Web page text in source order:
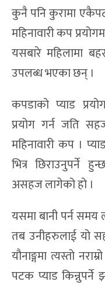
कुनै पनि कुरामा
महिनावारी कप
यसबारे महिलामा
उपलब्ध भएका छन् ।
कपडाको प्याड
प्रयोग गर्न जति
महिनावारी कप ।
भित्र छिराउनुपर्ने
असहज लागेको हो ।
यसमा बानी पर्न
तब उनीहरुलाई यो
यौनाङ्गमा त्यस्तो
पटक प्याड किन्नुपर्ने